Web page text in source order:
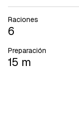
Raciones
6
Preparación
15 m